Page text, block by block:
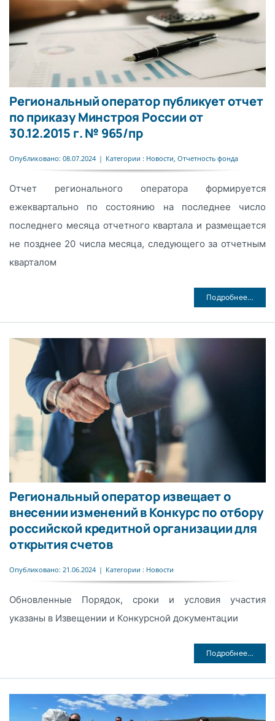
Региональный оператор публикует отчет
по приказу Минстроя России от
30.12.2015 г. № 965/пр
Опубликовано: 08.07.2024 | Категории : Новости, Отчетность фонда
Отчет регионального оператора формируется
ежеквартально по состоянию на последнее число
последнего месяца отчетного квартала и размещается
не позднее 20 числа месяца, следующего за отчетным
кварталом
Подробнее…
Региональный оператор извещает о
внесении изменений в Конкурс по отбору
российской кредитной организации для
открытия счетов
Опубликовано: 21.06.2024 | Категории : Новости
Обновленные Порядок, сроки и условия участия
указаны в Извещении и Конкурсной документации
Подробнее…